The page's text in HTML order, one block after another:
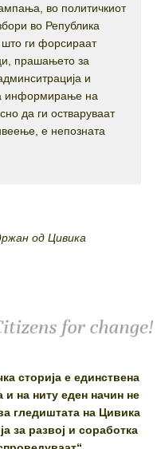
во политичкиот
во Република
што ги форсираат
прашањето за
и
информирање на
да ги остваруваат
е непозната
од Цивика
сторија е единствена
на ниту еден начин не
гледиштата на Цивика
за развој и соработка